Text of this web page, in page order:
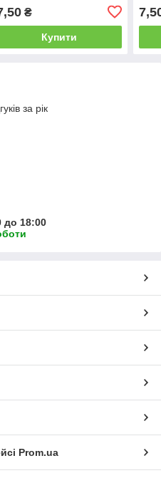
₴
Купити
за рік
до 18:00
Prom.ua